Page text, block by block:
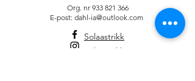
Org. nr 933 821 366
E-post: dahl-ia@outlook.com
Solaastrikk
Solaastrikk